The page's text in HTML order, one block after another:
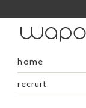
home
recruit